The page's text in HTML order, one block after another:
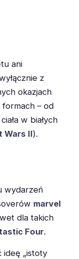
ani
z
okazjach
– od
w białych
Wars II).
wydarzeń
marvel
dla takich
Four.
ideę „istoty